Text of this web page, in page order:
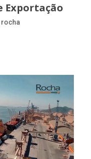
Exportação
rocha